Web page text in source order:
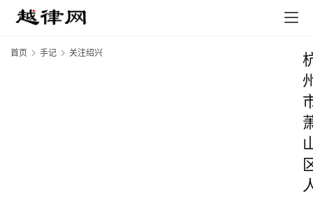
首页 手记 关注绍兴